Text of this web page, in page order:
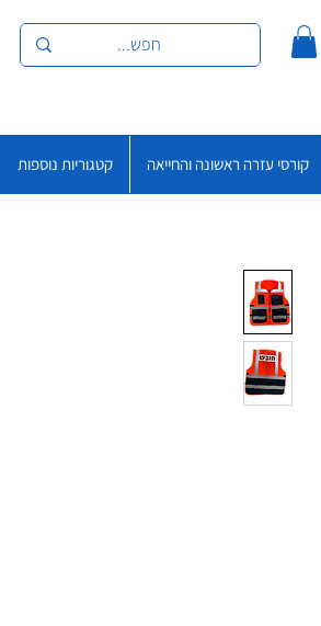
קורסי עזרה ראשונה והחייאה קטגוריות נוספות